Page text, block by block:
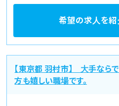
希望の求人を紹
【東京都 羽村市】 大手なら
方も嬉しい職場です。